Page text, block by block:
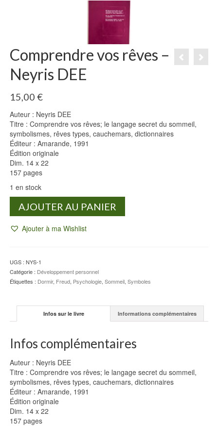
Comprendre vos rêves –
Neyris DEE
15,00 €
Auteur : Neyris DEE
Titre : Comprendre vos rêves; le langage secret du sommeil,
symbolismes, rêves types, cauchemars, dictionnaires
Éditeur : Amarande, 1991
Édition originale
Dim. 14 x 22
157 pages
1 en stock
vos
Neyris
DEE
AJOUTER AU PANIER
Ajouter à ma Wishlist
UGS : NYS-1
Catégorie : Développement personnel
Étiquettes : Dormir, Freud, Psychologie, Sommeil, Symboles
Infos sur le livre Informations complémentaires
Infos complémentaires
Auteur : Neyris DEE
Titre : Comprendre vos rêves; le langage secret du sommeil,
symbolismes, rêves types, cauchemars, dictionnaires
Éditeur : Amarande, 1991
Édition originale
Dim. 14 x 22
157 pages